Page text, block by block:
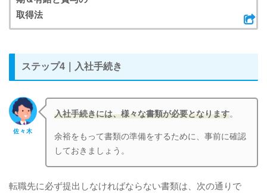
ステップ4｜入社手続き
佐々木
入社手続きには、様々な書類が必要となります。
余裕をもって書類の準備をするために、事前に確認
しておきましょう。
転職先に必ず提出しなければならない書類は、次の通りで